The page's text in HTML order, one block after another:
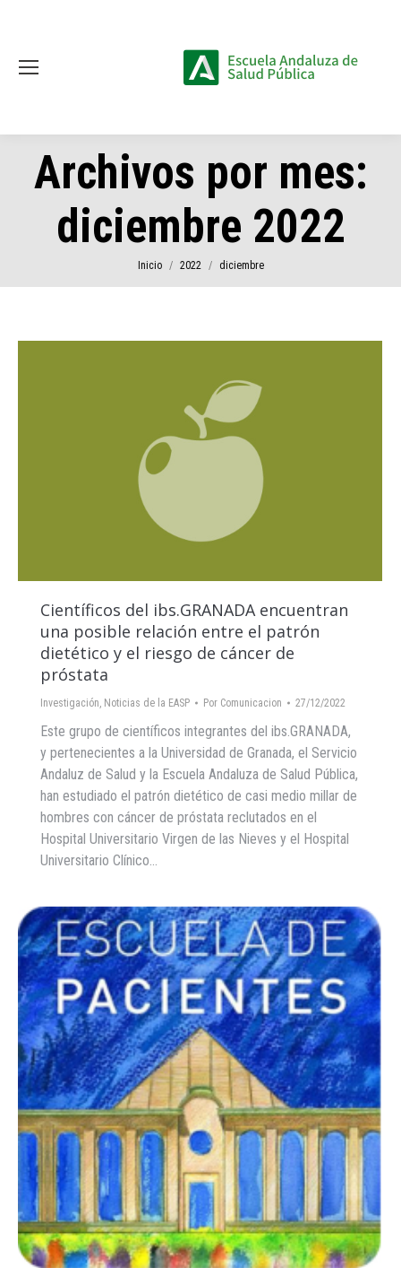
Archivos por mes:
diciembre 2022
Estás aquí:
Inicio 2022 diciembre
Científicos del ibs.GRANADA encuentran
una posible relación entre el patrón
dietético y el riesgo de cáncer de
próstata
Investigación Noticias de la EASP Por Comunicacion 27/12/2022
Este grupo de científicos integrantes del ibs.GRANADA,
y pertenecientes a la Universidad de Granada, el Servicio
Andaluz de Salud y la Escuela Andaluza de Salud Pública,
han estudiado el patrón dietético de casi medio millar de
hombres con cáncer de próstata reclutados en el
Hospital Universitario Virgen de las Nieves y el Hospital
Universitario Clínico…